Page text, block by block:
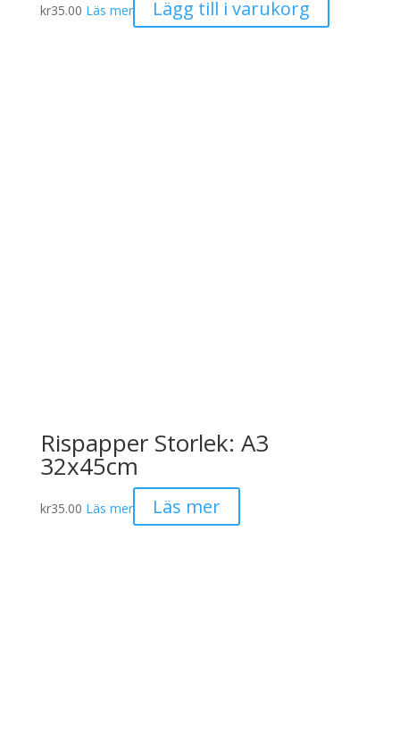
kr35.00 Läs mer Lägg till i varukorg
Rispapper Storlek: A3
32x45cm
kr35.00 Läs mer Läs mer